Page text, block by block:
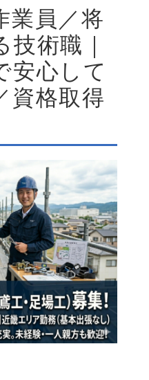
業員／将
術職｜
安心して
資格取得